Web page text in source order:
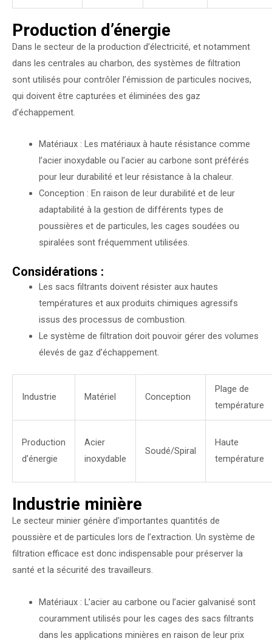
Production d’énergie
Dans le secteur de la production d’électricité, et notamment
dans les centrales au charbon, des systèmes de filtration
sont utilisés pour contrôler l’émission de particules nocives,
qui doivent être capturées et éliminées des gaz
d’échappement.
Matériaux : Les matériaux à haute résistance comme
l’acier inoxydable ou l’acier au carbone sont préférés
pour leur durabilité et leur résistance à la chaleur.
Conception : En raison de leur durabilité et de leur
adaptabilité à la gestion de différents types de
poussières et de particules, les cages soudées ou
spiralées sont fréquemment utilisées.
Considérations :
Les sacs filtrants doivent résister aux hautes
températures et aux produits chimiques agressifs
issus des processus de combustion.
Le système de filtration doit pouvoir gérer des volumes
élevés de gaz d’échappement.
Industrie Matériel Conception
Plage de
température
Production
d’énergie
Acier
inoxydable
Soudé/Spiral
Haute
température
Industrie minière
Le secteur minier génère d’importantes quantités de
poussière et de particules lors de l’extraction. Un système de
filtration efficace est donc indispensable pour préserver la
santé et la sécurité des travailleurs.
Matériaux : L’acier au carbone ou l’acier galvanisé sont
couramment utilisés pour les cages des sacs filtrants
dans les applications minières en raison de leur prix